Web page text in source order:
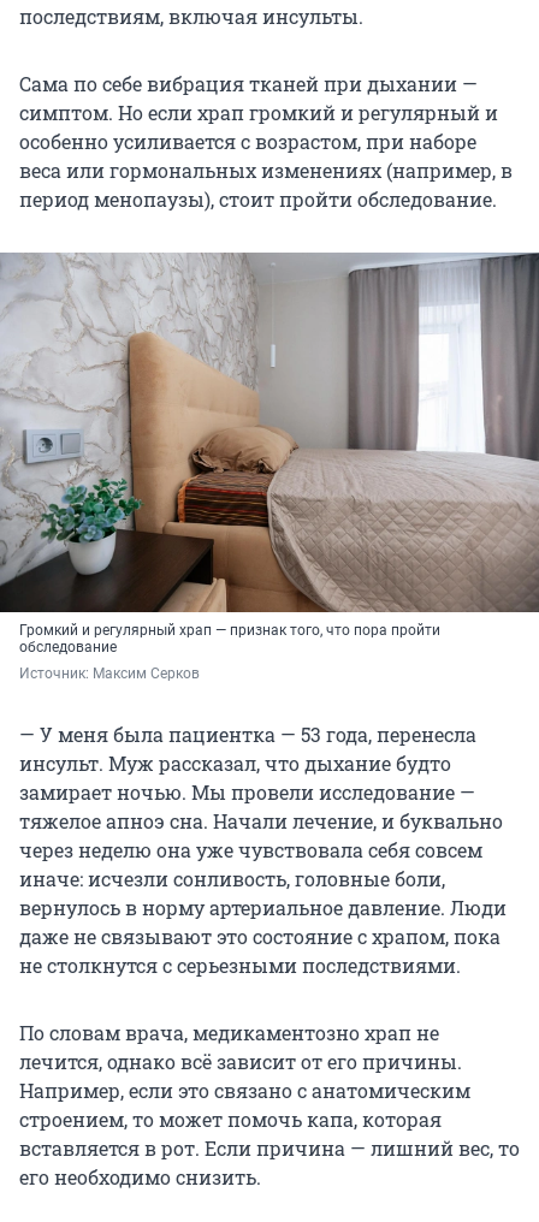
последствиям, включая инсульты.
Сама по себе вибрация тканей при дыхании —
симптом. Но если храп громкий и регулярный и
особенно усиливается с возрастом, при наборе
веса или гормональных изменениях (например, в
период менопаузы), стоит пройти обследование.
Громкий и регулярный храп — признак того, что пора пройти
обследование
Источник: Максим Серков
— У меня была пациентка — 53 года, перенесла
инсульт. Муж рассказал, что дыхание будто
замирает ночью. Мы провели исследование —
тяжелое апноэ сна. Начали лечение, и буквально
через неделю она уже чувствовала себя совсем
иначе: исчезли сонливость, головные боли,
вернулось в норму артериальное давление. Люди
даже не связывают это состояние с храпом, пока
не столкнутся с серьезными последствиями.
По словам врача, медикаментозно храп не
лечится, однако всё зависит от его причины.
Например, если это связано с анатомическим
строением, то может помочь капа, которая
вставляется в рот. Если причина — лишний вес, то
его необходимо снизить.